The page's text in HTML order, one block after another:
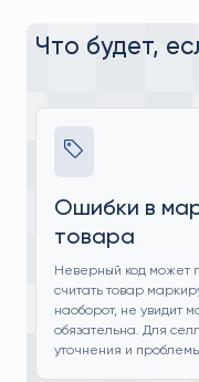
Что будет,
Ошибки в
товара
Неверный код может
считать товар
наоборот, не увидит
обязательна. Для
уточнения и